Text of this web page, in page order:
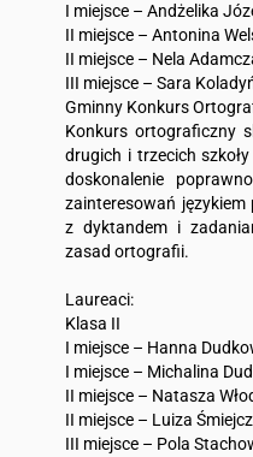
I miejsce – Andżelika
II miejsce – Antonina
II miejsce – Nela
III miejsce – Sara
Gminny Konkurs
Konkurs ortograficzny
drugich i trzecich
doskonalenie
zainteresowań językiem
z dyktandem i
zasad ortografii.
Laureaci:
Klasa II
I miejsce – Hanna
I miejsce – Michalina
II miejsce – Natasza
II miejsce – Luiza
III miejsce – Pola